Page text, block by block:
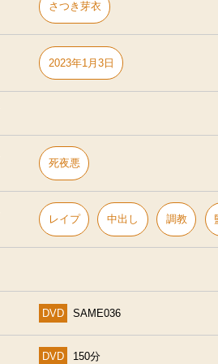
さつき芽衣
2023年1月3日
死夜悪
レイプ 中出し 調教
DVD SAME036
DVD 150分